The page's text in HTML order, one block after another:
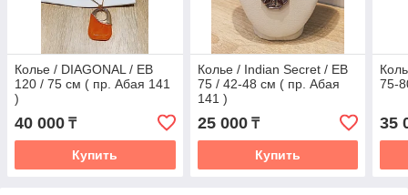
Колье / DIAGONAL / EB
120 / 75 см ( пр. Абая 141
)
40 000 ₸
Купить
Колье / Indian Secret / EB
75 / 42-48 см ( пр. Абая
141 )
25 000₸
Купить
75-
35